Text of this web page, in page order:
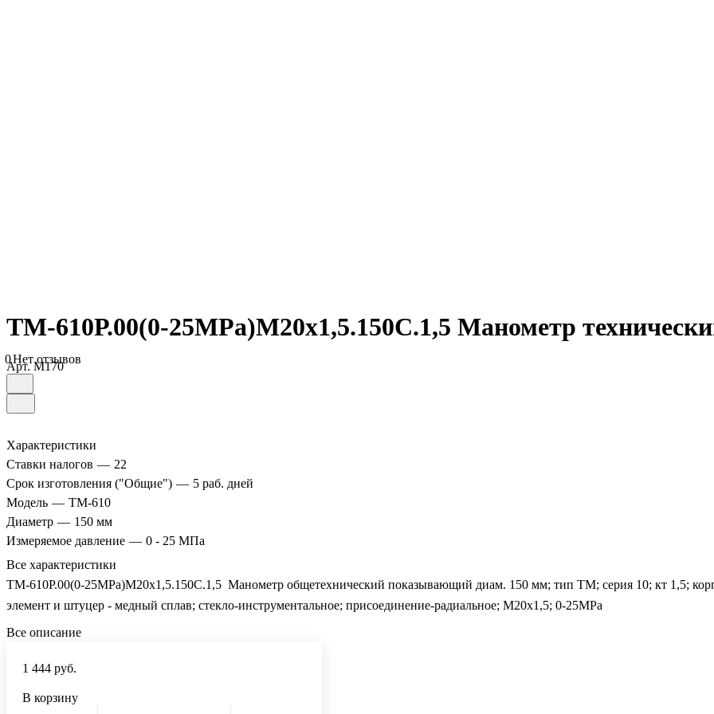
ТМ-610Р.00(0-25MPa)М20х1,5.150C.1,5 Манометр
0Нет отзывов
Арт.M170
Характеристики
Ставки налогов — 22
Срок изготовления ("Общие") — 5 раб. дней
Модель — ТМ-610
Диаметр — 150 мм
Измеряемое давление — 0 - 25 МПа
Все характеристики
ТМ-610Р.00(0-25MPa)М20х1,5.150C.1,5 Манометр общетехнический показывающий диам. 150 мм; тип ТМ; серия 10; кт 1,5;
элемент и штуцер - медный сплав; стекло-инструментальное; присоединение-радиальное; М20х1,5; 0-25MPa
Все описание
1 444 руб.
В корзину